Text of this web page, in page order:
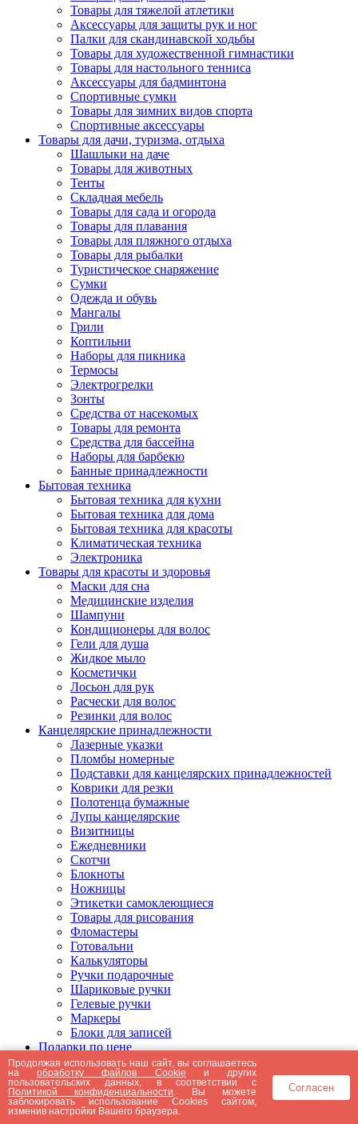
Товары для тяжелой атлетики
Аксессуары для защиты рук и ног
Палки для скандинавской ходьбы
Товары для художественной гимнастики
Товары для настольного тенниса
Аксессуары для бадминтона
Спортивные сумки
Товары для зимних видов спорта
Спортивные аксессуары
Товары для дачи, туризма, отдыха
Шашлыки на даче
Товары для животных
Тенты
Складная мебель
Товары для сада и огорода
Товары для плавания
Товары для пляжного отдыха
Товары для рыбалки
Туристическое снаряжение
Сумки
Одежда и обувь
Мангалы
Грили
Коптильни
Наборы для пикника
Термосы
Электрогрелки
Зонты
Средства от насекомых
Товары для ремонта
Средства для бассейна
Наборы для барбекю
Банные принадлежности
Бытовая техника
Бытовая техника для кухни
Бытовая техника для дома
Бытовая техника для красоты
Климатическая техника
Электроника
Товары для красоты и здоровья
Маски для сна
Медицинские изделия
Шампуни
Кондиционеры для волос
Гели для душа
Жидкое мыло
Косметички
Лосьон для рук
Расчески для волос
Резинки для волос
Канцелярские принадлежности
Лазерные указки
Пломбы номерные
Подставки для канцелярских принадлежностей
Коврики для резки
Полотенца бумажные
Лупы канцелярские
Визитницы
Ежедневники
Скотчи
Блокноты
Ножницы
Этикетки самоклеющиеся
Товары для рисования
Фломастеры
Готовальни
Калькуляторы
Ручки подарочные
Шариковые ручки
Гелевые ручки
Маркеры
Блоки для записей
Подарки по цене
Подарки от 5000 рублей
Подарки до 5000 рублей
Подарки до 3000 рублей
Подарки до 2000 рублей
Подарки до 1000 рублей
Продолжая использовать наш сайт, вы соглашаетесь
наобработку файлов Cookie и других
пользовательских данных, в соответствии с
Политикой конфиденциальности . Вы можете
заблокировать использование Cookies сайтом,
изменив настройки Вашего браузера.
Согласен